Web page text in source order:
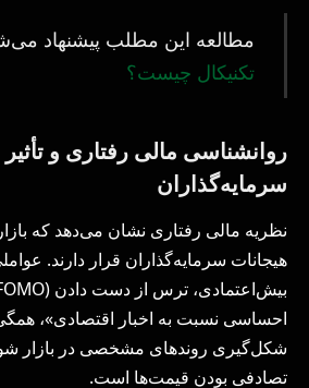
مطالعه این مطلب پیشنهاد
تکنیکال چیست؟
روانشناسی مالی رفتاری و
سرمایه‌گذاران
نظریه مالی رفتاری نشان می‌دهد که
هیجانات سرمایه‌گذاران قرار دارند.
احساسی نسبت به اخبار اقتصادی»،
شکل‌گیری روندهای مشخصی در بازار
تصادفی بودن قیمت‌ها است.